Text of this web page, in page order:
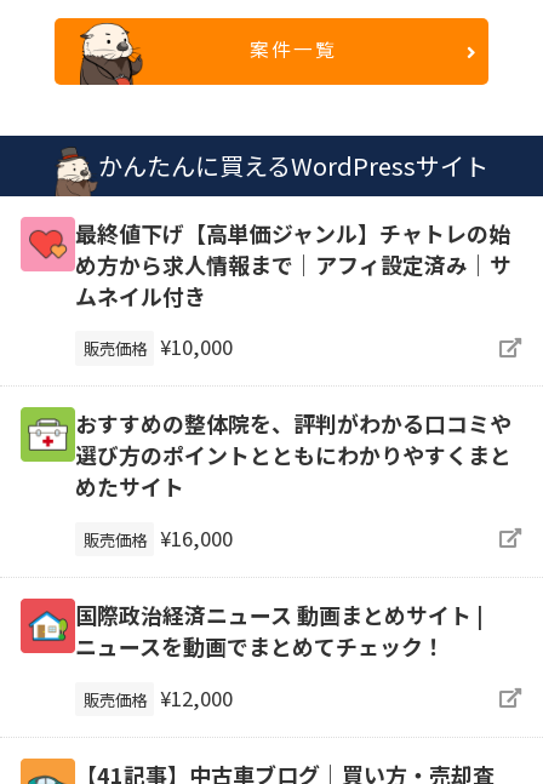
案件一覧
かんたんに買えるWordPressサイト
最終値下げ【高単価ジャンル】チャトレの始
め方から求人情報まで｜アフィ設定済み｜サ
ムネイル付き
販売価格 ¥10,000
おすすめの整体院を、評判がわかる口コミや
選び方のポイントとともにわかりやすくまと
めたサイト
販売価格 ¥16,000
国際政治経済ニュース 動画まとめサイト |
ニュースを動画でまとめてチェック！
販売価格 ¥12,000
【41記事】中古車ブログ｜買い方・売却査